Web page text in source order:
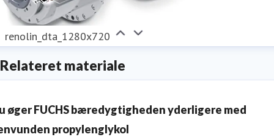
renolin_dta_1280x720
Relateret materiale
øger FUCHS bæredygtigheden yderligere med
propylenglykol